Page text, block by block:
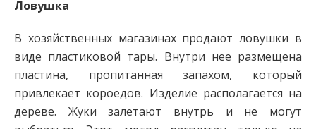
Ловушка
В хозяйственных магазинах продают ловушки в
виде пластиковой тары. Внутри нее размещена
пластина, пропитанная запахом, который
привлекает короедов. Изделие располагается на
дереве. Жуки залетают внутрь и не могут